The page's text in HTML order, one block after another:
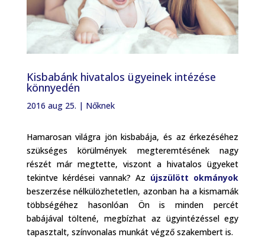
Kisbabánk hivatalos ügyeinek intézése
könnyedén
2016 aug 25. | Nőknek
Hamarosan világra jön kisbabája, és az érkezéséhez
szükséges körülmények megteremtésének nagy
részét már megtette, viszont a hivatalos ügyeket
tekintve kérdései vannak? Az újszülött okmányok
beszerzése nélkülözhetetlen, azonban ha a kismamák
többségéhez hasonlóan Ön is minden percét
babájával töltené, megbízhat az ügyintézéssel egy
tapasztalt, színvonalas munkát végző szakembert is.